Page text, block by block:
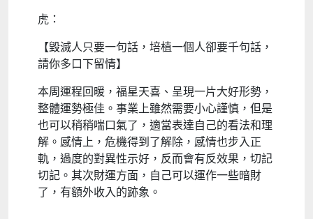
虎：
【毀滅人只要一句話，培植一個人卻要千句話，
請你多口下留情】
本周運程回暖，福星天喜、呈現一片大好形勢，
整體運勢極佳。事業上雖然需要小心謹慎，但是
也可以稍稍喘口氣了，適當表達自己的看法和理
解。感情上，危機得到了解除，感情也步入正
軌，過度的對異性示好，反而會有反效果，切記
切記。其次財運方面，自己可以運作一些暗財
了，有額外收入的跡象。